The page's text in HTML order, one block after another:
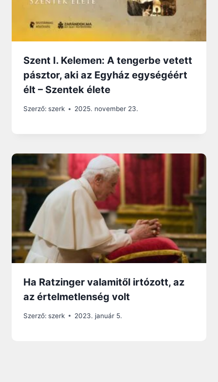
Szent I. Kelemen: A tengerbe vetett
pásztor, aki az Egyház egységéért
élt – Szentek élete
Szerző: szerk 2025. november 23.
Ha Ratzinger valamitől irtózott, az
az értelmetlenség volt
Szerző: szerk 2023. január 5.